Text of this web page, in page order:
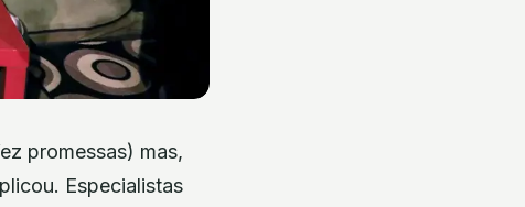
promessas) mas,
Especialistas